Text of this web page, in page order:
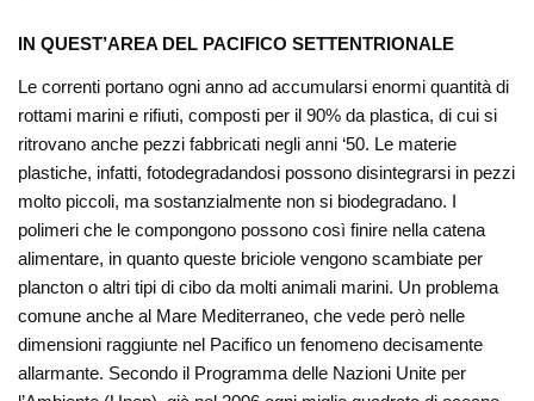
IN QUEST’AREA DEL PACIFICO SETTENTRIONALE
Le correnti portano ogni anno ad accumularsi enormi quantità di
rottami marini e rifiuti, composti per il 90% da plastica, di cui si
ritrovano anche pezzi fabbricati negli anni ‘50. Le materie
plastiche, infatti, fotodegradandosi possono disintegrarsi in pezzi
molto piccoli, ma sostanzialmente non si biodegradano. I
polimeri che le compongono possono così finire nella catena
alimentare, in quanto queste briciole vengono scambiate per
plancton o altri tipi di cibo da molti animali marini. Un problema
comune anche al Mare Mediterraneo, che vede però nelle
dimensioni raggiunte nel Pacifico un fenomeno decisamente
allarmante. Secondo il Programma delle Nazioni Unite per